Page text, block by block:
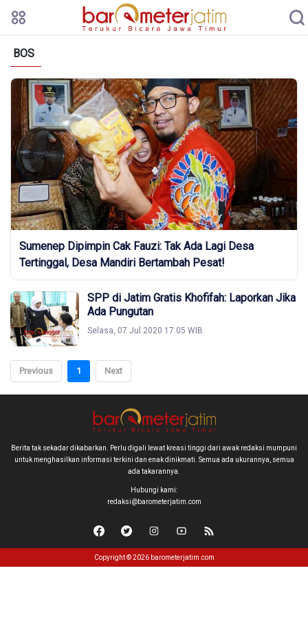
BOS
Sumenep Dipimpin Cak Fauzi: Tak Ada Lagi Desa
Tertinggal, Desa Mandiri Bertambah Pesat!
SPP di Jatim Gratis Khofifah: Laporkan Jika
Ada Pungutan
Selasa, 07 Jul 2020 17:05 WIB
Previous 1 Next
Berita tak sekadar dikabarkan. Perlu digali lewat kreasi tinggi dari awak redaksi mumpuni
untuk menghasilkan informasi terkini dan enak dinikmati. Semua ada ukurannya, semua
ada takarannya.
Hubungi kami:
redaksi@barometerjatim.com
Copyright © 2026 barometerjatim.com